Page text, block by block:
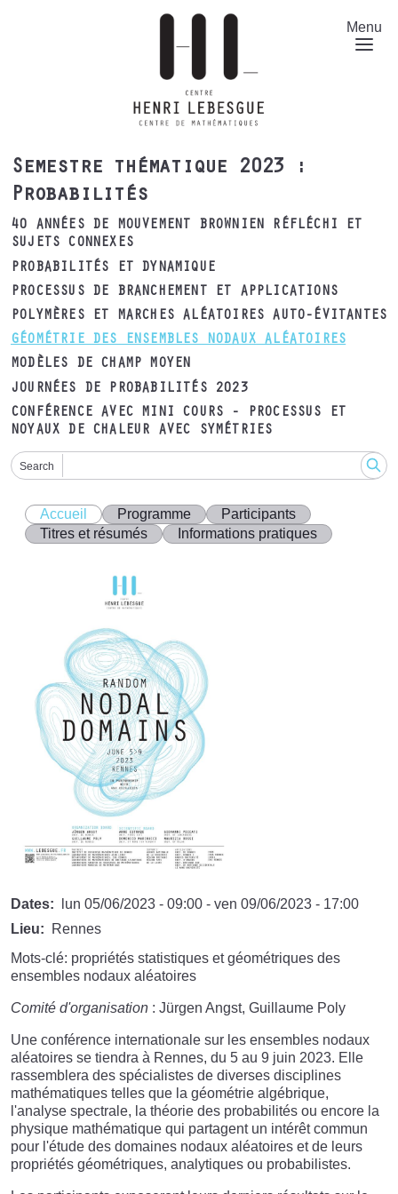
Menu
Semestre thématique 2023 :
Probabilités
40 ANNÉES DE MOUVEMENT BROWNIEN RÉFLÉCHI ET
SUJETS CONNEXES
PROBABILITÉS ET DYNAMIQUE
PROCESSUS DE BRANCHEMENT ET APPLICATIONS
POLYMÈRES ET MARCHES ALÉATOIRES AUTO-ÉVITANTES
GÉOMÉTRIE DES ENSEMBLES NODAUX ALÉATOIRES
MODÈLES DE CHAMP MOYEN
JOURNÉES DE PROBABILITÉS 2023
CONFÉRENCE AVEC MINI COURS - PROCESSUS ET
NOYAUX DE CHALEUR AVEC SYMÉTRIES
Search
Accueil Programme
Participants
Titres et résumés
Informations pratiques
Dates lun 05/06/2023 - 09:00 - ven 09/06/2023 - 17:00
Lieu
Rennes
Mots-clé: propriétés statistiques et géométriques des
ensembles nodaux aléatoires
Comité d'organisation : Jürgen Angst, Guillaume Poly
Une conférence internationale sur les ensembles nodaux
aléatoires se tiendra à Rennes, du 5 au 9 juin 2023. Elle
rassemblera des spécialistes de diverses disciplines
mathématiques telles que la géométrie algébrique,
l'analyse spectrale, la théorie des probabilités ou encore la
physique mathématique qui partagent un intérêt commun
pour l'étude des domaines nodaux aléatoires et de leurs
propriétés géométriques, analytiques ou probabilistes.